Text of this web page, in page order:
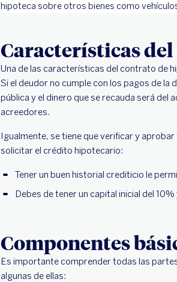
hipoteca sobre otros bienes como
Características
Una de las características del contrato de
Si el deudor no cumple con los pagos de la
pública y el dinero que se recauda será del
acreedores.
Igualmente, se tiene que verificar y
solicitar el crédito hipotecario:
Tener un buen historial crediticio le
Debes de tener un capital inicial del
Componentes
Es importante comprender todas las
algunas de ellas: